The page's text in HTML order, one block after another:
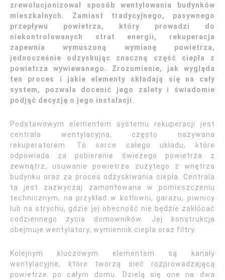
zrewolucjonizował sposób wentylowania budynków
mieszkalnych. Zamiast tradycyjnego, pasywnego
przepływu powietrza, który prowadzi do
niekontrolowanych strat energii, rekuperacja
zapewnia wymuszoną wymianę powietrza,
jednocześnie odzyskując znaczną część ciepła z
powietrza wywiewanego. Zrozumienie, jak wygląda
ten proces i jakie elementy składają się na cały
system, pozwala docenić jego zalety i świadomie
podjąć decyzję o jego instalacji.
Podstawowym elementem systemu rekuperacji jest
centrala wentylacyjna, często nazywana
rekuperatorem. To serce całego układu, które
odpowiada za pobieranie świeżego powietrza z
zewnątrz, usuwanie powietrza zużytego z wnętrza
budynku oraz za proces odzyskiwania ciepła. Centrala
ta jest zazwyczaj zamontowana w pomieszczeniu
technicznym, na przykład w kotłowni, garażu, piwnicy
lub na strychu, gdzie jej obecność nie będzie zakłócać
codziennego życia domowników. Jej konstrukcja
obejmuje wentylatory, wymiennik ciepła oraz filtry.
Kolejnym kluczowym elementem są kanały
wentylacyjne, które tworzą sieć rozprowadzającą
powietrze po całym domu. Dzielą się one na dwa